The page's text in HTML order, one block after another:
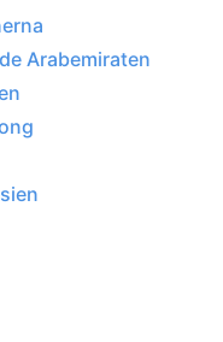
Arabemiraten